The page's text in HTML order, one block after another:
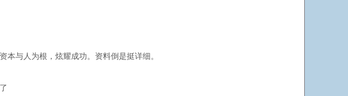
与人为根，炫耀成功。资料倒是挺详细。